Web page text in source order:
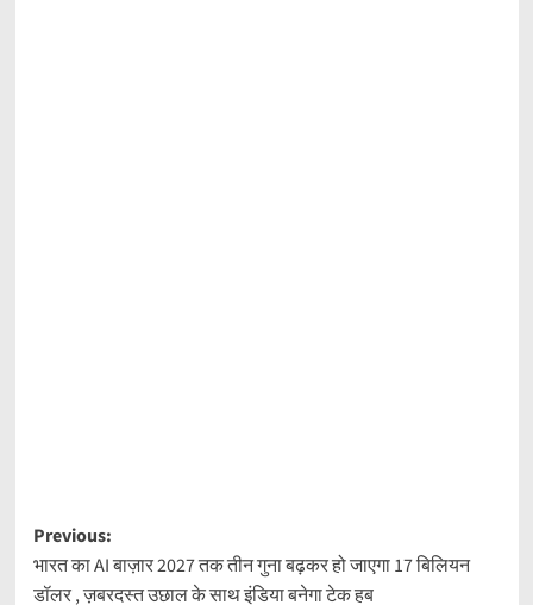
Post
navigation
Previous:
भारत का AI बाज़ार 2027 तक तीन गुना बढ़कर हो जाएगा 17 बिलियन
डॉलर , ज़बरदस्त उछाल के साथ इंडिया बनेगा टेक हब